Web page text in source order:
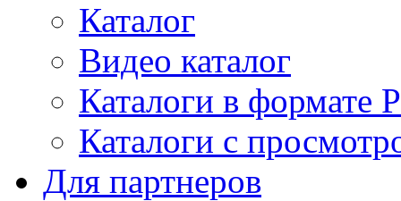
Каталог
Видео каталог
Каталоги в формате
Каталоги с
Для партнеров